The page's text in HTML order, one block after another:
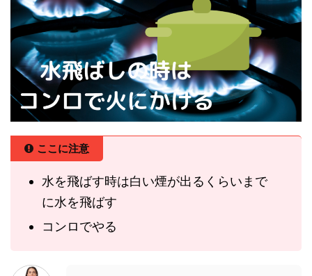
ここに注意
水を飛ばす時は白い煙が出るくらいまで
に水を飛ばす
コンロでやる